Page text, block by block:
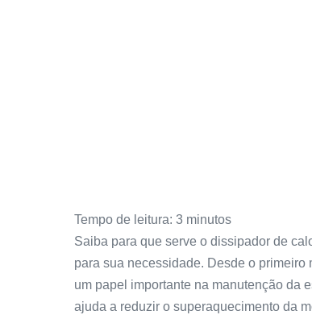
Tempo de leitura: 3 minutos
Saiba para que serve o dissipador de
para sua necessidade. Desde o
um papel importante na manutenção da
ajuda a reduzir o superaquecimento da